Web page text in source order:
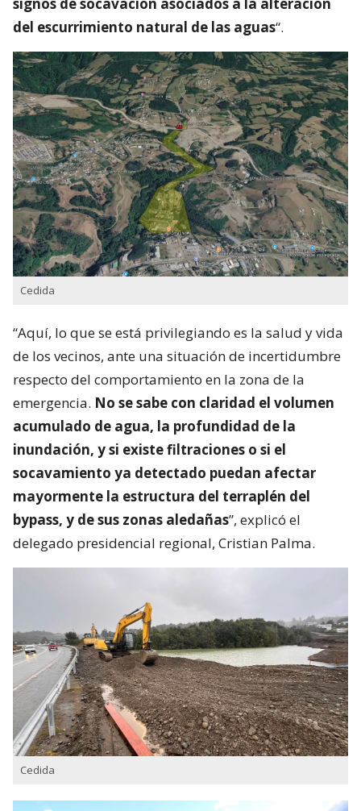
del escurrimiento natural de las aguas“.
Cedida
“Aquí, lo que se está privilegiando es la salud y vida
de los vecinos, ante una situación de incertidumbre
respecto del comportamiento en la zona de la
emergencia. No se sabe con claridad el volumen
acumulado de agua, la profundidad de la
inundación, y si existe filtraciones o si el
socavamiento ya detectado puedan afectar
mayormente la estructura del terraplén del
bypass, y de sus zonas aledañas”, explicó el
delegado presidencial regional, Cristian Palma.
Cedida